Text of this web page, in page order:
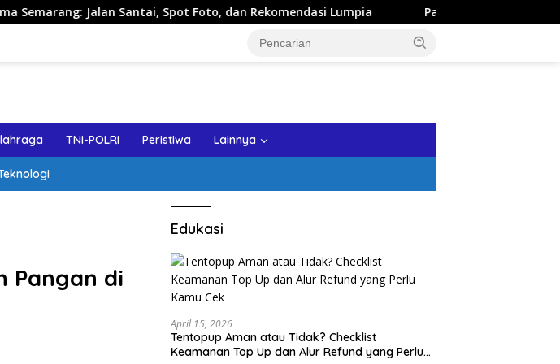
Santai, Spot Foto, dan Rekomendasi Lumpia Panduan Wisata Keluarga ke Kota Batu:
TNI-POLRI Peristiwa Lainnya
Pangan di
Edukasi
April 15, 2026
Tentopup Aman atau Tidak? Checklist
Keamanan Top Up dan Alur Refund yang Perlu